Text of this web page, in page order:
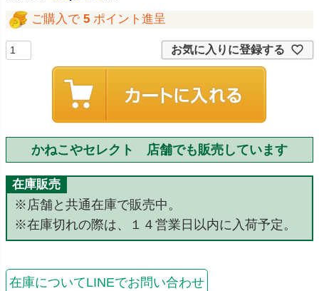
ご購入で 5 ポイント進呈
お気に入りに登録する
かねこやセレクト 店舗でも販売しています
在庫販売
※店舗と共通在庫で販売中。
※在庫切れの際は、１４営業日以内に入荷予定。
在庫についてLINEでお問い合わせ